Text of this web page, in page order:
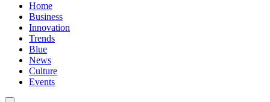
Home
Business
Innovation
Trends
Blue
News
Culture
Events